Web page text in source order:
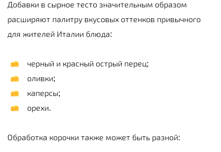
Добавки в сырное тесто значительным образом
расширяют палитру вкусовых оттенков привычного
для жителей Италии блюда:
черный и красный острый перец;
оливки;
каперсы;
орехи.
Обработка корочки также может быть разной: